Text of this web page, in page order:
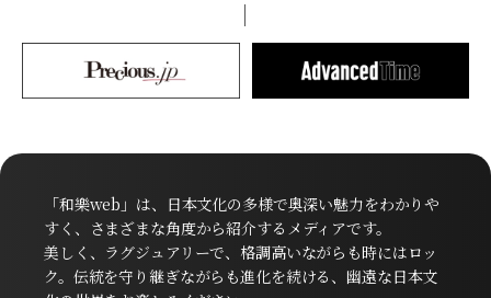
「和樂web」は、日本文化の多様で奥深い魅力をわかりや
すく、さまざまな角度から紹介するメディアです。
美しく、ラグジュアリーで、格調高いながらも時にはロッ
ク。伝統を守り継ぎながらも進化を続ける、幽遠な日本文